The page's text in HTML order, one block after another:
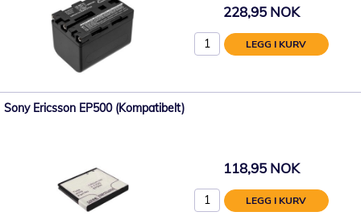
228,95 NOK
LEGG I KURV
Sony Ericsson EP500 (Kompatibelt)
118,95 NOK
LEGG I KURV